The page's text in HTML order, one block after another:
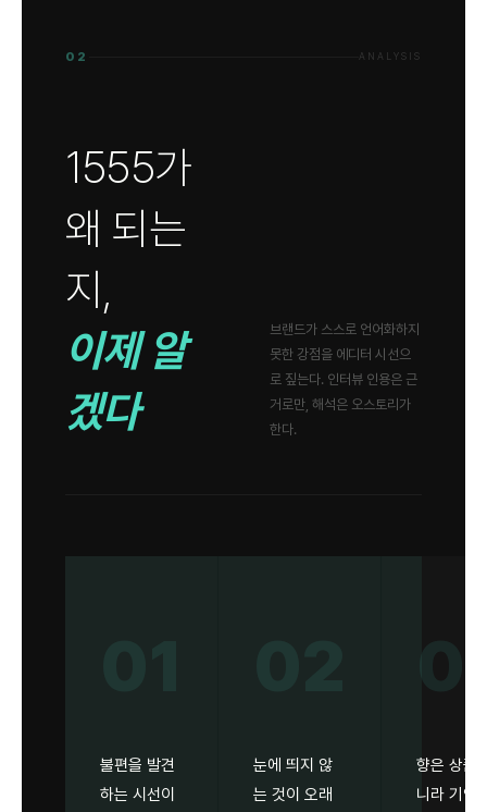
02 ANALYSIS
1555가
왜 되는
지,
이제 알
겠다
브랜드가 스스로 언어화하지
못한 강점을 에디터 시선으
로 짚는다. 인터뷰 인용은 근
거로만, 해석은 오스토리가
한다.
불편을 발견
하는 시선이
눈에 띄지 않
는 것이 오래
향은 상품
니라 기억